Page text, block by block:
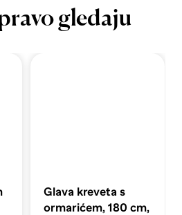
gledaju
Glava kreveta s
ormarićem, 180 cm,